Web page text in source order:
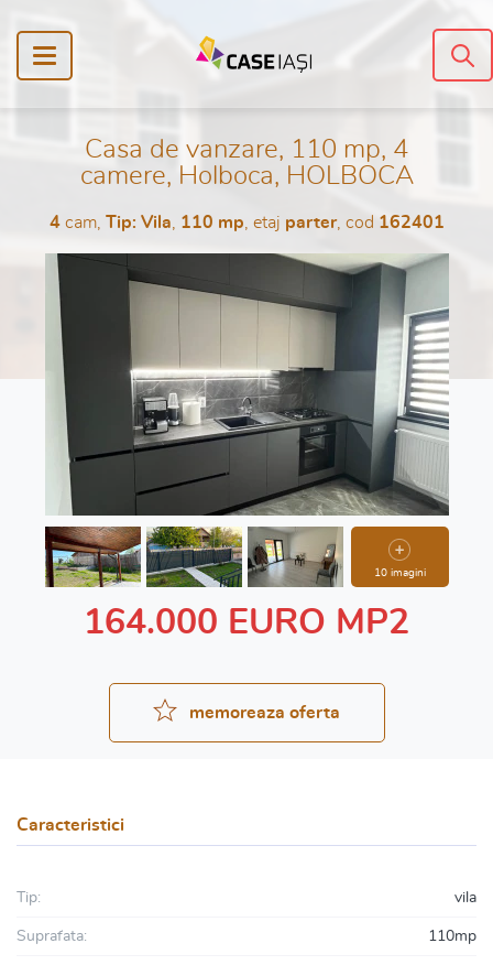
Casa de vanzare, 110 mp, 4
camere, Holboca, HOLBOCA
4cam, Tip: Vila 110 mp , etaj parter, cod 162401
10 imagini
164.000 EURO MP2
memoreaza oferta
Caracteristici
Tip: vila
Suprafata: 110mp